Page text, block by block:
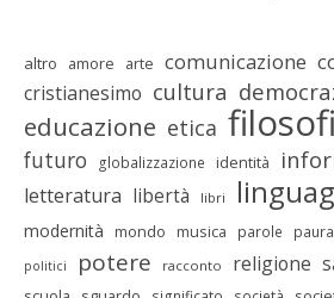
altro amore arte comunicazione
cristianesimo cultura
educazione etica
futuro globalizzazione identità
letteratura libertà libri
modernità mondo musica parole paura
politici potere racconto religione